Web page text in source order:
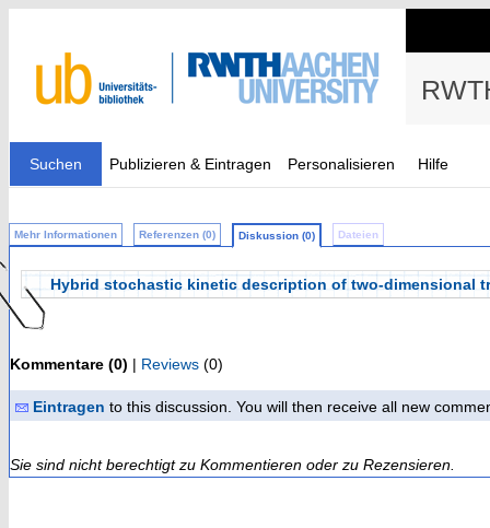
Suchen Publizieren & Eintragen Personalisieren Hilfe
Mehr Informationen Referenzen (0) Diskussion (0) Dateien
Hybrid stochastic kinetic description of two-dimensional
Kommentare (0) | Reviews (0)
Eintragen to this discussion. You will then receive all new
Sie sind nicht berechtigt zu Kommentieren oder zu Rezensieren.